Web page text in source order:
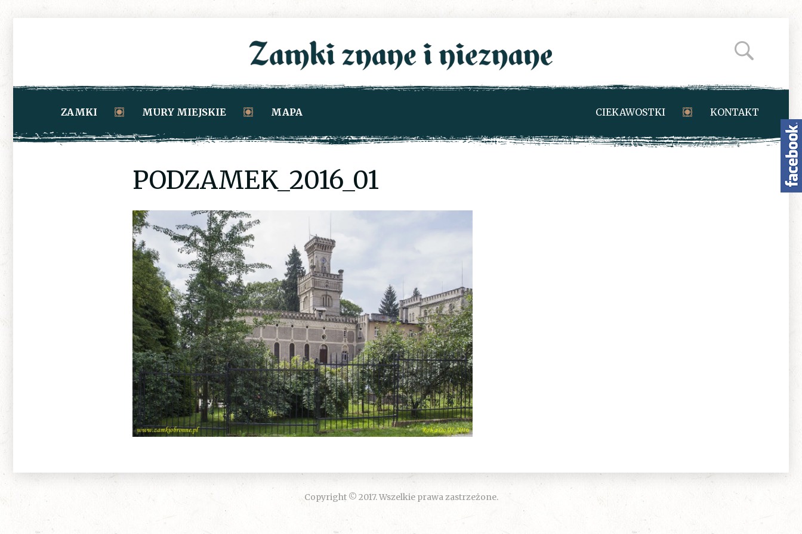
ZAMKI MURY MIEJSKIE MAPA CIEKAWOSTKI KONTAKT
PODZAMEK_2016_01
Copyright © 2017. Wszelkie prawa zastrzeżone.